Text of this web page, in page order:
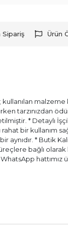
Ürün
malzeme
tarzınızdan
* Detaylı
bir kullanım
aynıdır. * Butik
bağlı
hattımız